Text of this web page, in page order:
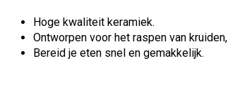
Hoge kwaliteit keramiek.
Ontworpen voor het raspen van
Bereid je eten snel en gemakkelijk.